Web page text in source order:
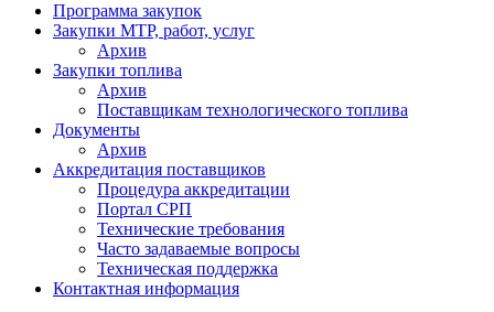
Программа закупок
Закупки МТР, работ, услуг
Архив
Закупки топлива
Архив
Поставщикам технологического топлива
Документы
Архив
Аккредитация поставщиков
Процедура аккредитации
Портал СРП
Технические требования
Часто задаваемые вопросы
Техническая поддержка
Контактная информация